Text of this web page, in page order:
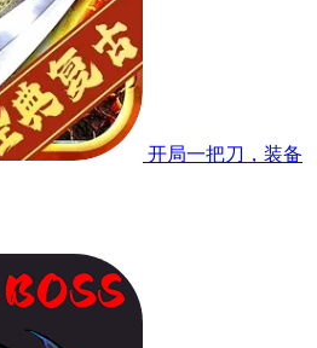
开局一把刀，装备